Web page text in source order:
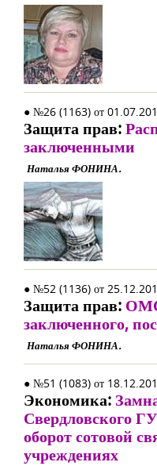
● №26 (1163) от
Защита прав:
заключенными
Наталья ФОНИНА.
● №52 (1136) от
Защита прав:
заключенного,
Наталья ФОНИНА.
● №51 (1083) от
Экономика:
Свердловского
оборот сотовой
учреждениях